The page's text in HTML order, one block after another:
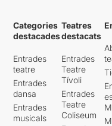
Categories
destacades
Entrades
teatre
Entrades
dansa
Entrades
musicals
Teatres
destacats
Entrades
Teatre
Tívoli
Entrades
Teatre
Coliseum